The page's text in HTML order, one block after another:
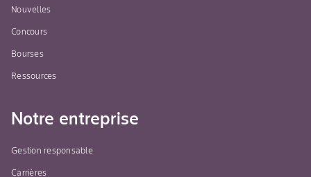
Nouvelles
Concours
Bourses
Ressources
Notre entreprise
Gestion responsable
Carrières